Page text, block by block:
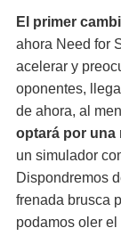
El primer
ahora Need for
acelerar y
oponentes,
de ahora, al
optará por una
un simulador
Dispondremos
frenada brusca
podamos oler